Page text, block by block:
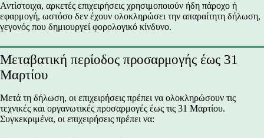
Αντίστοιχα, αρκετές επιχειρήσεις χρησιμοποιούν ήδη πάροχο ή
εφαρμογή, ωστόσο δεν έχουν ολοκληρώσει την απαραίτητη δήλωση,
γεγονός που δημιουργεί φορολογικό κίνδυνο.
Μεταβατική περίοδος προσαρμογής έως 31
Μαρτίου
Μετά τη δήλωση, οι επιχειρήσεις πρέπει να ολοκληρώσουν τις
τεχνικές και οργανωτικές προσαρμογές έως τις 31 Μαρτίου.
Συγκεκριμένα, οι επιχειρήσεις πρέπει να: